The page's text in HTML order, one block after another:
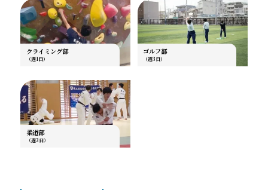
クライミング部
（週1日）
ゴルフ部
（週3日）
柔道部
（週3日）